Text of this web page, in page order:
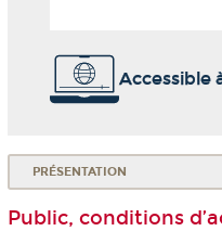
Accessible
PRÉSENTATION
Public, conditions